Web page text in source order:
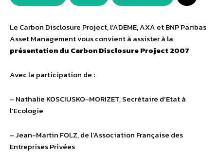
Le Carbon Disclosure Project, l’ADEME, AXA et BNP Paribas
Asset Management vous convient à assister à la
présentation du Carbon Disclosure Project 2007
Avec la participation de :
– Nathalie KOSCIUSKO-MORIZET, Secrétaire d’Etat à
l’Ecologie
– Jean-Martin FOLZ, de l’Association Française des
Entreprises Privées